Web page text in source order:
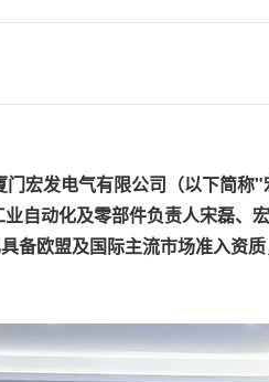
门宏发电气有限公司（以下简称
自动化及零部件负责人宋磊、
备欧盟及国际主流市场准入资